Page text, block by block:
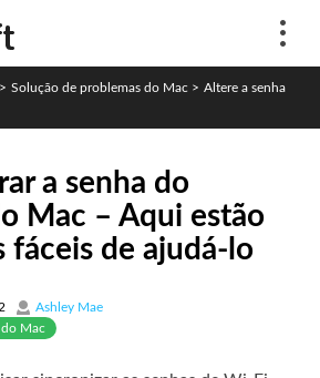
> Solução de problemas do Mac > Altere a senha
a senha do
Mac – Aqui estão
fáceis de ajudá-lo
Ashley Mae
Mac